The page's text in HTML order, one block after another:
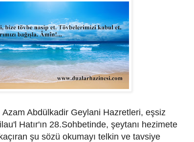
Azam Abdülkadir Geylani Hazretleri, eşsiz
Hatır'ın 28.Sohbetinde, şeytanı hezimete
şu sözü okumayı telkin ve tavsiye